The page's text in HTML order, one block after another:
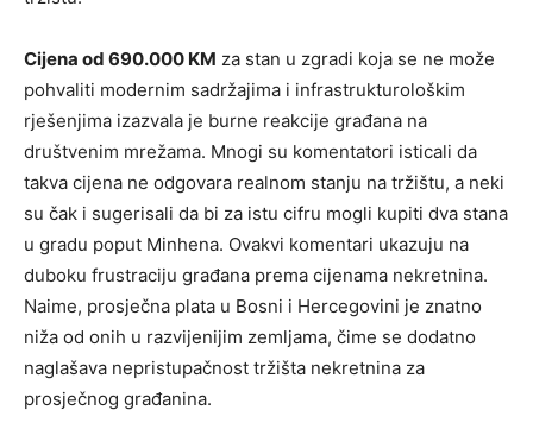
Cijena od 690.000 KM za stan u zgradi koja se ne može
pohvaliti modernim sadržajima i infrastrukturološkim
rješenjima izazvala je burne reakcije građana na
društvenim mrežama. Mnogi su komentatori isticali da
takva cijena ne odgovara realnom stanju na tržištu, a neki
su čak i sugerisali da bi za istu cifru mogli kupiti dva stana
u gradu poput Minhena. Ovakvi komentari ukazuju na
duboku frustraciju građana prema cijenama nekretnina.
Naime, prosječna plata u Bosni i Hercegovini je znatno
niža od onih u razvijenijim zemljama, čime se dodatno
naglašava nepristupačnost tržišta nekretnina za
prosječnog građanina.